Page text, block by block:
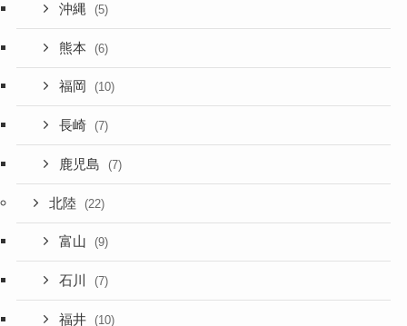
沖縄 (5)
熊本 (6)
福岡 (10)
長崎 (7)
鹿児島 (7)
北陸 (22)
富山 (9)
石川 (7)
福井 (10)